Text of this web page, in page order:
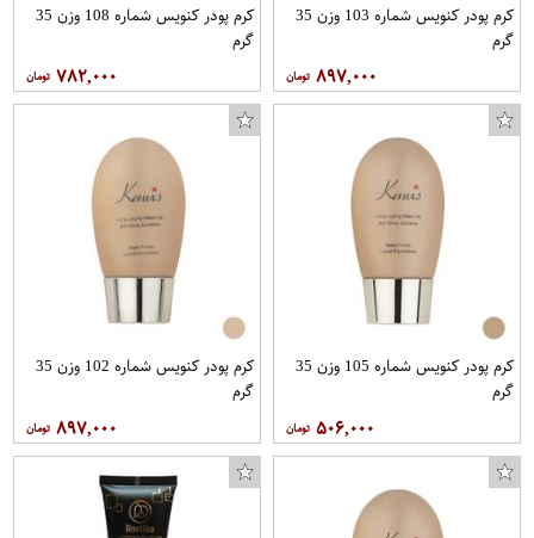
کرم پودر کنویس شماره 103 وزن 35
گرم
۸۹۷,۰۰۰
کرم پودر کنویس شماره 108 وزن 35
گرم
۷۸۲,۰۰۰
کرم پودر کنویس شماره 105 وزن 35
گرم
۵۰۶,۰۰۰
کرم پودر کنویس شماره 102 وزن 35
گرم
۸۹۷,۰۰۰